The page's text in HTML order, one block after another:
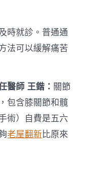
時就診。普通通
法可以緩解痛苦
醫師 王鍇： 關節
包含膝關節和髖
術）自費是五六
老屋翻新比原來